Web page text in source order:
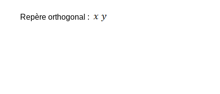
Repère orthogonal :